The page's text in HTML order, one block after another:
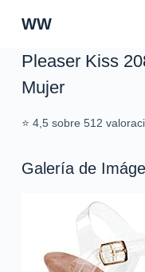
SWW
Pleaser Kiss
Mujer
⭐ 4,5 sobre 512
Galería de